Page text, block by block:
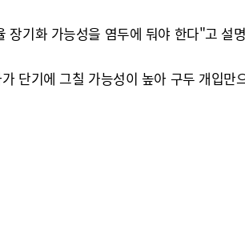
장기화 가능성을 염두에 둬야 한다"고 설
단기에 그칠 가능성이 높아 구두 개입만